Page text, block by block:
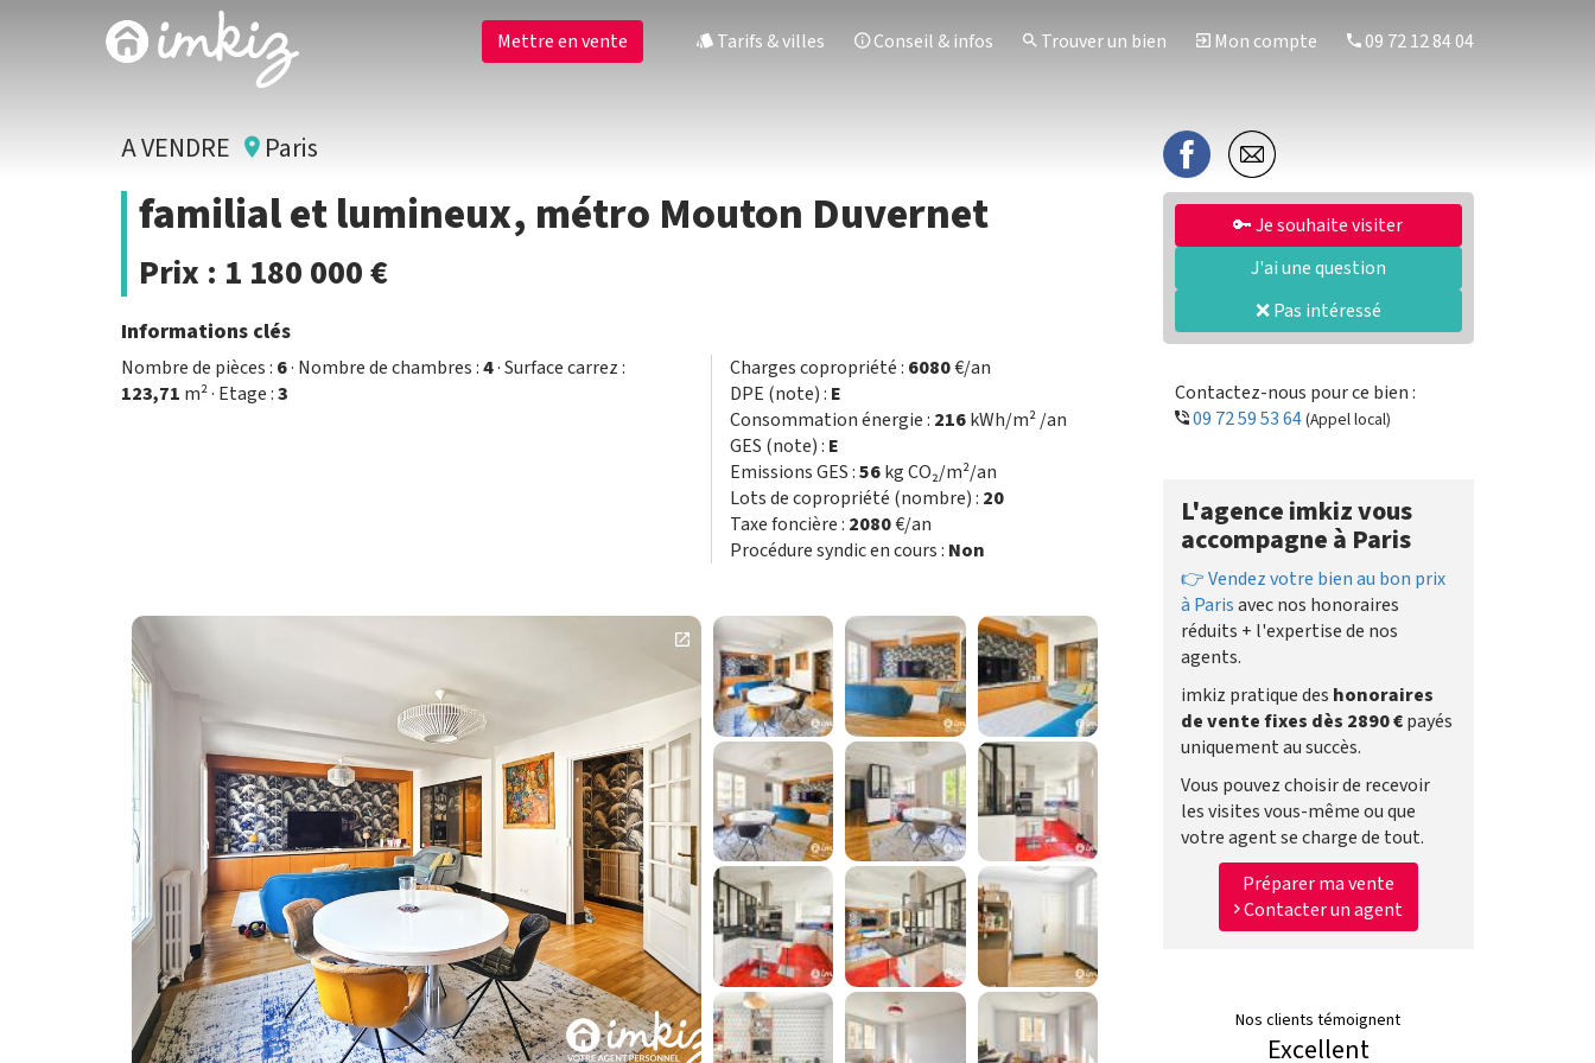
Mettre en vente Tarifs & villes Conseil & infos Trouver un bien Mon compte 09 72 12 84 04
A VENDRE Paris
familial et lumineux, métro Mouton Duvernet
Prix : 1 180 000 €
Informations clés
Nombre de pièces : 6· Nombre de chambres :4· Surface carrez :
123,71 m² · Etage :3
Charges copropriété : 6080€/an
DPE (note) : E
Consommation énergie : 216kWh/m² /an
GES (note) : E
Emissions GES :56kg CO₂/m²/an
Lots de copropriété (nombre) : 20
Taxe foncière : 2080€/an
Procédure syndic en cours : Non
🔑 Je souhaite visiter
J'ai une question
❌ Pas intéressé
Contactez-nous pour ce bien :
09 72 59 53 64(Appel local)
L'agence imkiz vous
accompagne à Paris
👉 Vendez votre bien au bon prix
à Parisavec nos honoraires
réduits + l'expertise de nos
agents.
imkiz pratique des honoraires
de vente fixes dès 2890 €payés
uniquement au succès.
Vous pouvez choisir de recevoir
les visites vous-même ou que
votre agent se charge de tout.
Préparer ma vente
Contacter un agent
Nos clients témoignent
Excellent